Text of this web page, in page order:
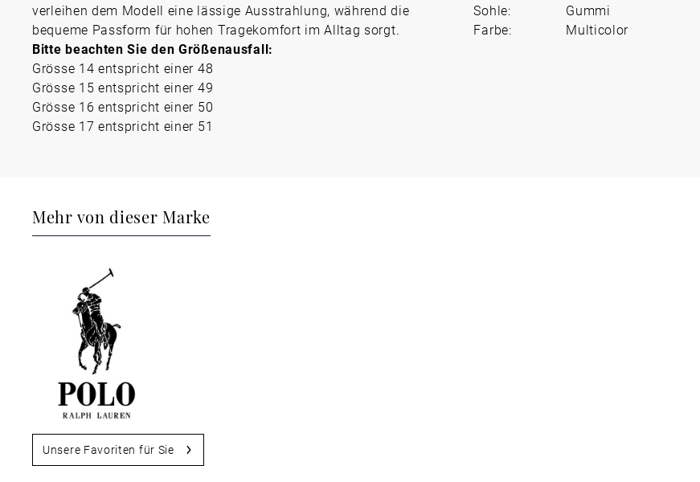
verleihen dem Modell eine lässige Ausstrahlung, während die
bequeme Passform für hohen Tragekomfort im Alltag sorgt.
Bitte beachten Sie den Größenausfall:
Grösse 14 entspricht einer 48
Grösse 15 entspricht einer 49
Grösse 16 entspricht einer 50
Grösse 17 entspricht einer 51
Sohle:
Gummi
Farbe:
Multicolor
Mehr von dieser Marke
Unsere Favoriten für Sie